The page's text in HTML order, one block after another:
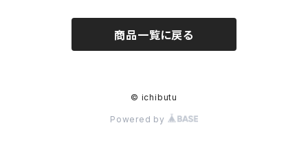
商品一覧に戻る
© ichibutu
Powered by